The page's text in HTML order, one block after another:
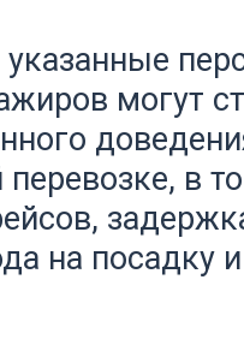
могут
в
на посадку